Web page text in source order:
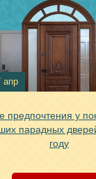
апр
предпочтения у
парадных
году